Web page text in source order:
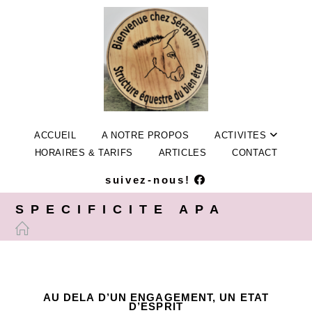
ACCUEIL A NOTRE PROPOS
ACTIVITES
HORAIRES & TARIFS
ARTICLES CONTACT
suivez-nous!
SPECIFICITE APA
AU DELA D’UN ENGAGEMENT, UN ETAT
D’ESPRIT